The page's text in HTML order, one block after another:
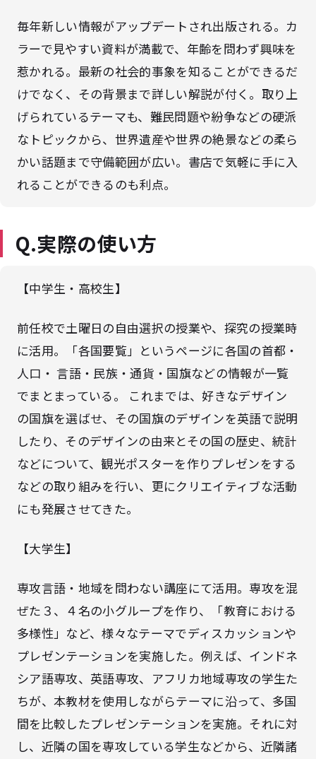
毎年新しい情報がアップデートされ出版される。カ
ラーで見やすい資料が満載で、年齢を問わず興味を
惹かれる。最新の社会的事象を知ることができるだ
けでなく、その背景まで詳しい解説が付く。取り上
げられているテーマも、難民問題や紛争などの硬派
なトピックから、世界遺産や世界の絶景などの柔ら
かい話題まで守備範囲が広い。書店で気軽に手に入
れることができるのも利点。
Q.実際の使い方
【中学生・高校生】
前任校で土曜日の自由選択の授業や、探究の授業時
に活用。「各国要覧」というページに各国の首都・
人口・ 言語・民族・通貨・国旗などの情報が一覧
でまとまっている。 これまでは、好きなデザイン
の国旗を選ばせ、その国旗のデザインを英語で説明
したり、そのデザインの由来とその国の歴史、統計
などについて、観光ポスターを作りプレゼンをする
などの取り組みを行い、更にクリエイティブな活動
にも発展させてきた。
【大学生】
専攻言語・地域を問わない講座にて活用。専攻を混
ぜた３、４名の小グループを作り、「教育における
多様性」など、様々なテーマでディスカッションや
プレゼンテーションを実施した。例えば、インドネ
シア語専攻、英語専攻、アフリカ地域専攻の学生た
ちが、本教材を使用しながらテーマに沿って、多国
間を比較したプレゼンテーションを実施。それに対
し、近隣の国を専攻している学生などから、近隣諸